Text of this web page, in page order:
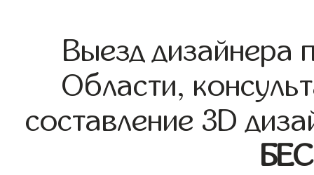
Выезд дизайнера
Области,
составление 3D